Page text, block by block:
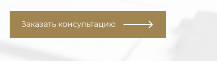
Заказать консультацию